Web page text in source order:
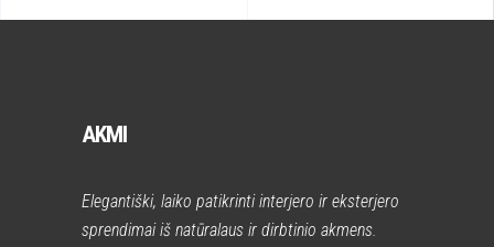
AKMI
Elegantiški, laiko patikrinti interjero ir eksterjero
sprendimai iš natūralaus ir dirbtinio akmens.